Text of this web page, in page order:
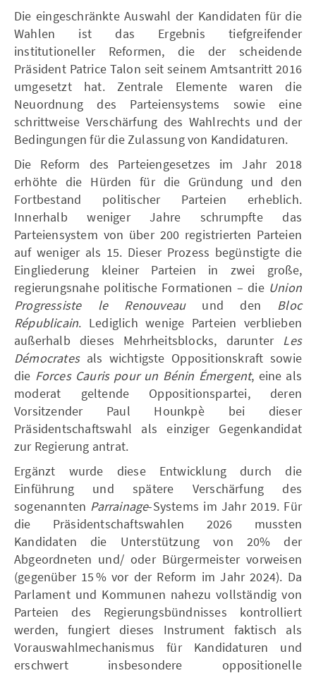
Die eingeschränkte Auswahl der Kandidaten für die
Wahlen ist das Ergebnis tiefgreifender
institutioneller Reformen, die der scheidende
Präsident Patrice Talon seit seinem Amtsantritt 2016
umgesetzt hat. Zentrale Elemente waren die
Neuordnung des Parteiensystems sowie eine
schrittweise Verschärfung des Wahlrechts und der
Bedingungen für die Zulassung von Kandidaturen.
Die Reform des Parteiengesetzes im Jahr 2018
erhöhte die Hürden für die Gründung und den
Fortbestand politischer Parteien erheblich.
Innerhalb weniger Jahre schrumpfte das
Parteiensystem von über 200 registrierten Parteien
auf weniger als 15. Dieser Prozess begünstigte die
Eingliederung kleiner Parteien in zwei große,
regierungsnahe politische Formationen – die Union
Progressiste le Renouveauund den Bloc
Républicain. Lediglich wenige Parteien verblieben
außerhalb dieses Mehrheitsblocks, darunter Les
Démocratesals wichtigste Oppositionskraft sowie
die Forces Cauris pour un Bénin Émergent, eine als
moderat geltende Oppositionspartei, deren
Vorsitzender Paul Hounkpè bei dieser
Präsidentschaftswahl als einziger Gegenkandidat
zur Regierung antrat.
Ergänzt wurde diese Entwicklung durch die
Einführung und spätere Verschärfung des
sogenannten Parrainage-Systems im Jahr 2019. Für
die Präsidentschaftswahlen 2026 mussten
Kandidaten die Unterstützung von 20% der
Abgeordneten und/ oder Bürgermeister vorweisen
(gegenüber 15 % vor der Reform im Jahr 2024). Da
Parlament und Kommunen nahezu vollständig von
Parteien des Regierungsbündnisses kontrolliert
werden, fungiert dieses Instrument faktisch als
Vorauswahlmechanismus für Kandidaturen und
erschwert insbesondere oppositionelle